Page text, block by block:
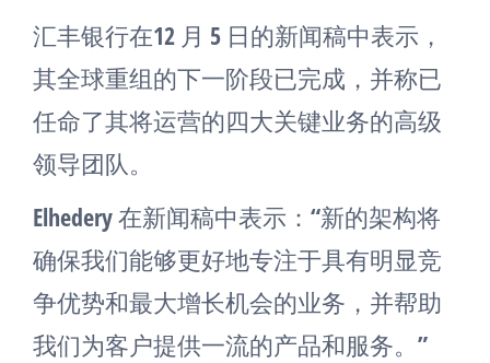
汇丰银行在12 月 5 日的新闻稿中表示，
其全球重组的下一阶段已完成，并称已
任命了其将运营的四大关键业务的高级
领导团队。
Elhedery 在新闻稿中表示：“新的架构将
确保我们能够更好地专注于具有明显竞
争优势和最大增长机会的业务，并帮助
我们为客户提供一流的产品和服务。”